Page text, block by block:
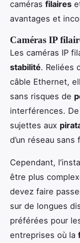
caméras filaires
avantages et
Caméras IP
Les caméras IP
stabilité. Reliées
câble Ethernet,
sans risques de
interférences.
sujettes aux
d’un réseau sans
Cependant,
être plus
devez faire
sur de longues
préférées pour
entreprises où la